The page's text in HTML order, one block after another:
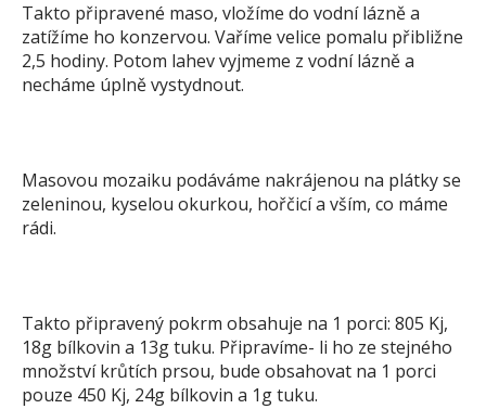
Takto připravené maso, vložíme do vodní lázně a
zatížíme ho konzervou. Vaříme velice pomalu přibližne
2,5 hodiny. Potom lahev vyjmeme z vodní lázně a
necháme úplně vystydnout.
Masovou mozaiku podáváme nakrájenou na plátky se
zeleninou, kyselou okurkou, hořčicí a vším, co máme
rádi.
Takto připravený pokrm obsahuje na 1 porci: 805 Kj,
18g bílkovin a 13g tuku. Připravíme- li ho ze stejného
množství krůtích prsou, bude obsahovat na 1 porci
pouze 450 Kj, 24g bílkovin a 1g tuku.